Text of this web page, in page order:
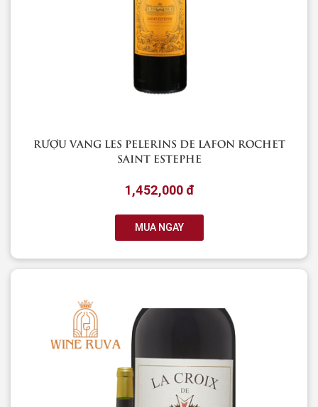
RƯỢU VANG LES PELERINS DE LAFON ROCHET
SAINT ESTEPHE
1,452,000 đ
MUA NGAY